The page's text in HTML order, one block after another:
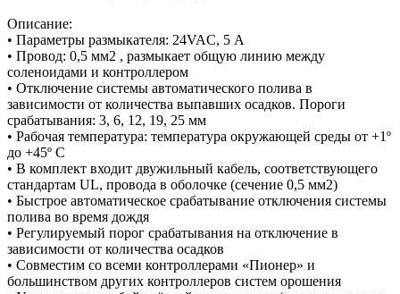
Описание:
• Параметры размыкателя: 24VAC, 5 А
• Провод: 0,5 мм2 , размыкает общую линию между
соленоидами и контроллером
• Отключение системы автоматического полива в
зависимости от количества выпавших осадков. Пороги
срабатывания: 3, 6, 12, 19, 25 мм
• Рабочая температура: температура окружающей среды от +1º
до +45º С
• В комплект входит двужильный кабель, соответствующего
стандартам UL, провода в оболочке (сечение 0,5 мм2)
• Быстрое автоматическое срабатывание отключения системы
полива во время дождя
• Регулируемый порог срабатывания на отключение в
зависимости от количества осадков
• Совместим со всеми контроллерами «Пионер» и
большинством других контроллеров систем орошения